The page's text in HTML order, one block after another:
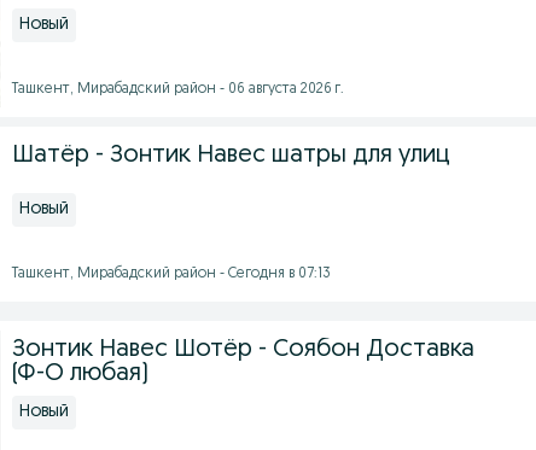
Новый
Ташкент, Мирабадский район - 06 августа 2026 г.
Шатёр - Зонтик Навес шатры для улиц
Новый
Ташкент, Мирабадский район - Сегодня в 07:13
Зонтик Навес Шотёр - Соябон Доставка
(Ф-О любая)
Новый